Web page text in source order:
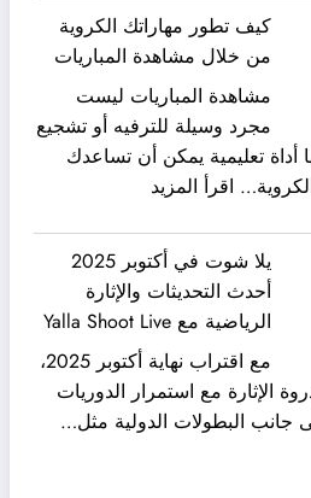
نيلية
–
سحر
البحر
وجمال
مع
شركة
جلوبال
ألفا
ترافيل
الخليج
العفش
تعرف
كيف
الحصول
خدمات
عفش
مريحة
وخالية
كيف تطور مهاراتك الكروية
من خلال مشاهدة المباريات
مشاهدة المباريات ليست
مجرد وسيلة للترفيه أو تشجيع
أداة تعليمية يمكن أن تساعدك
اقرأ المزيد
مهاراتك
الكروية
من
خلال
مشاهدة
المباريات
يلا شوت في أكتوبر 2025
أحدث التحديثات والإثارة
الرياضية مع Yalla Shoot Live
مع اقتراب نهاية أكتوبر 2025،
الإثارة مع استمرار الدوريات
جانب البطولات الدولية مثل…